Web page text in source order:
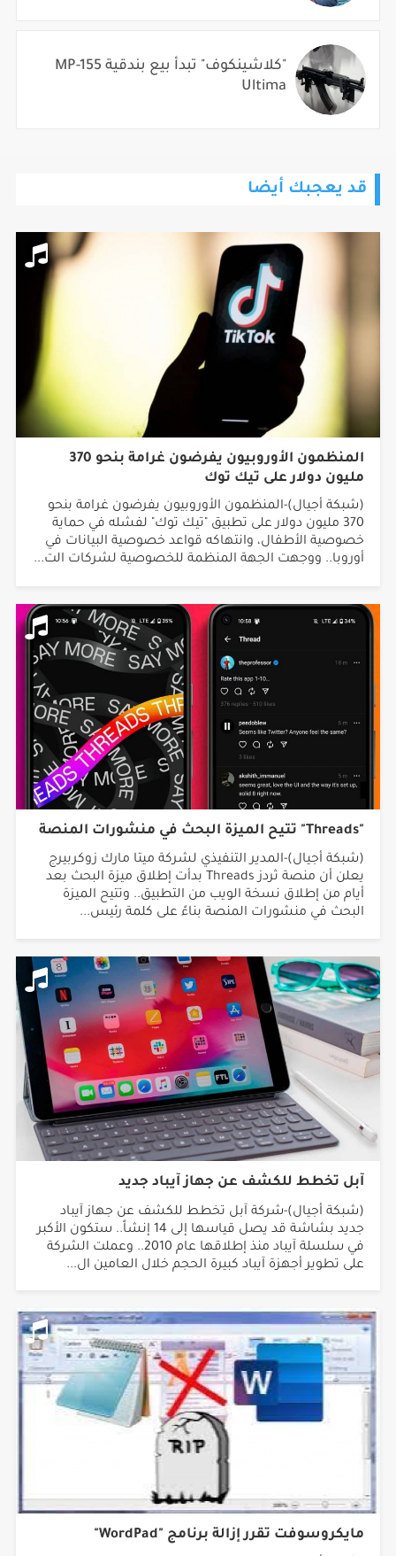
"كلاشينكوف" تبدأ بيع بندقية MP-155
Ultima
قد يعجبك أيضا
المنظمون الأوروبيون يفرضون غرامة بنحو 370
مليون دولار على تيك توك
(شبكة أجيال)-المنظمون الأوروبيون يفرضون غرامة بنحو
370 مليون دولار على تطبيق "تيك توك" لفشله في حماية
خصوصية الأطفال، وانتهاكه قواعد خصوصية البيانات في
أوروبا.. ووجهت الجهة المنظمة للخصوصية لشركات الت...
"Threads" تتيح الميزة البحث في منشورات المنصة
(شبكة أجيال)-المدير التنفيذي لشركة ميتا مارك زوكربيرج
يعلن أن منصة ثردز Threads بدأت إطلاق ميزة البحث بعد
أيام من إطلاق نسخة الويب من التطبيق.. وتتيح الميزة
البحث في منشورات المنصة بناءً على كلمة رئيس...
آبل تخطط للكشف عن جهاز آيباد جديد
(شبكة أجيال)-شركة آبل تخطط للكشف عن جهاز آيباد
جديد بشاشة قد يصل قياسها إلى 14 إنشاً.. ستكون الأكبر
في سلسلة آيباد منذ إطلاقها عام 2010.. وعملت الشركة
على تطوير أجهزة آيباد كبيرة الحجم خلال العامين ال...
مايكروسوفت تقرر إزالة برنامج "WordPad"